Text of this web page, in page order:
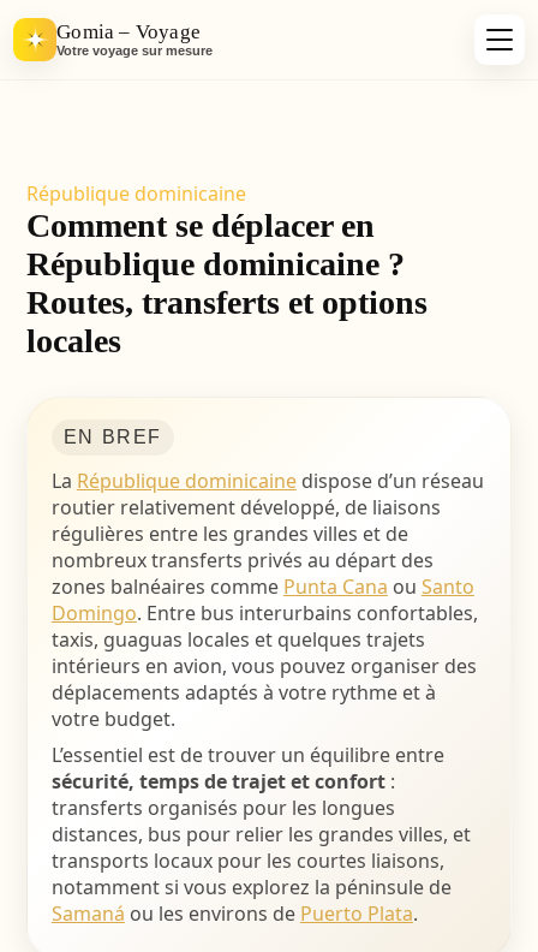
Gomia – Voyage
Votre voyage sur mesure
République dominicaine
Comment se déplacer en
République dominicaine ?
Routes, transferts et options
locales
EN BREF
La République dominicainedispose d’un réseau
routier relativement développé, de liaisons
régulières entre les grandes villes et de
nombreux transferts privés au départ des
zones balnéaires comme Punta Cana ou Santo
Domingo. Entre bus interurbains confortables,
taxis, guaguas locales et quelques trajets
intérieurs en avion, vous pouvez organiser des
déplacements adaptés à votre rythme et à
votre budget.
L’essentiel est de trouver un équilibre entre
sécurité, temps de trajet et confort:
transferts organisés pour les longues
distances, bus pour relier les grandes villes, et
transports locaux pour les courtes liaisons,
notamment si vous explorez la péninsule de
Samaná ou les environs de Puerto Plata.